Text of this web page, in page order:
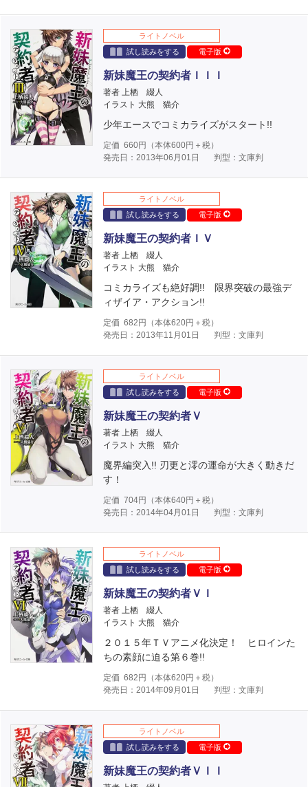
ライトノベル
試し読みをする
電子版
新妹魔王の契約者ＩＩＩ
著者 上栖 綴人
イラスト 大熊 猫介
少年エースでコミカライズがスタート!!
定価 660円（本体600円＋税）
発売日：2013年06月01日
判型：文庫判
ライトノベル
試し読みをする
電子版
新妹魔王の契約者ＩＶ
著者 上栖 綴人
イラスト 大熊 猫介
コミカライズも絶好調!! 限界突破の最強デ
ィザイア・アクション!!
定価 682 円（本体620円＋税）
発売日：2013年11月01日
判型：文庫判
ライトノベル
試し読みをする
電子版
新妹魔王の契約者Ｖ
著者 上栖 綴人
イラスト 大熊 猫介
魔界編突入!! 刃更と澪の運命が大きく動きだ
す！
定価 704円（本体640円＋税）
発売日：2014年04月01日
判型：文庫判
ライトノベル
試し読みをする
電子版
新妹魔王の契約者ＶＩ
著者 上栖 綴人
イラスト 大熊 猫介
２０１５年ＴＶアニメ化決定！ ヒロインた
ちの素顔に迫る第６巻!!
定価 682 円（本体620円＋税）
発売日：2014年09月01日
判型：文庫判
ライトノベル
試し読みをする
電子版
新妹魔王の契約者ＶＩＩ